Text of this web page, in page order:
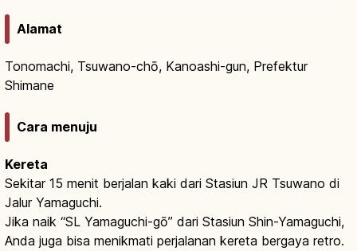
Alamat
Tonomachi, Tsuwano-chō, Kanoashi-gun, Prefektur
Shimane
Cara menuju
Kereta
Sekitar 15 menit berjalan kaki dari Stasiun JR Tsuwano di
Jalur Yamaguchi.
Jika naik “SL Yamaguchi-gō” dari Stasiun Shin-Yamaguchi,
Anda juga bisa menikmati perjalanan kereta bergaya retro.